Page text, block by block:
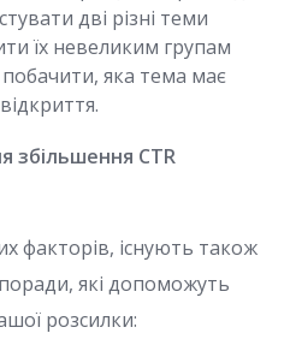
дві різні теми
їх невеликим групам
яка тема має
збільшення CTR
факторів, існують також
які допоможуть
розсилки: